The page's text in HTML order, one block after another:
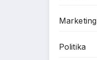
Marketing
Politika